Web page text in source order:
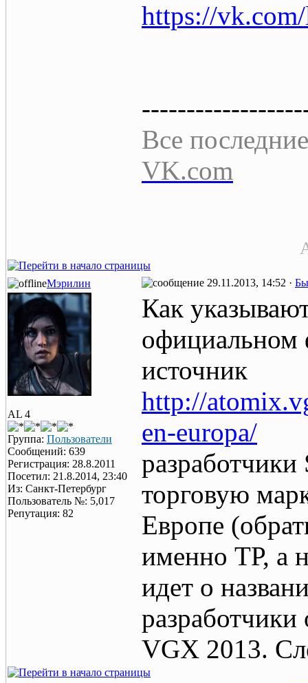
https://
Все
VK.com
Мэрилин 29.11.2013, 14:52 ·
AL 4
Группа: Пользователи
Сообщений: 639
Регистрация: 28.8.2011
Посетил: 21.8.2014, 23:40
Из: Санкт-Петербург
Пользователь №: 5,017
Репутация: 82
Как
официальном
источник
http://
en-europa/
разработчики
торговую
Европе
именно ТР, а
идет о
VGX 2013.